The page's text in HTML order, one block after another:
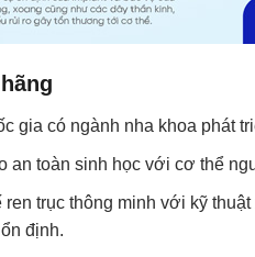
gia có ngành nha khoa phát
an toàn sinh học với cơ thể
trục thông minh với kỹ
định.